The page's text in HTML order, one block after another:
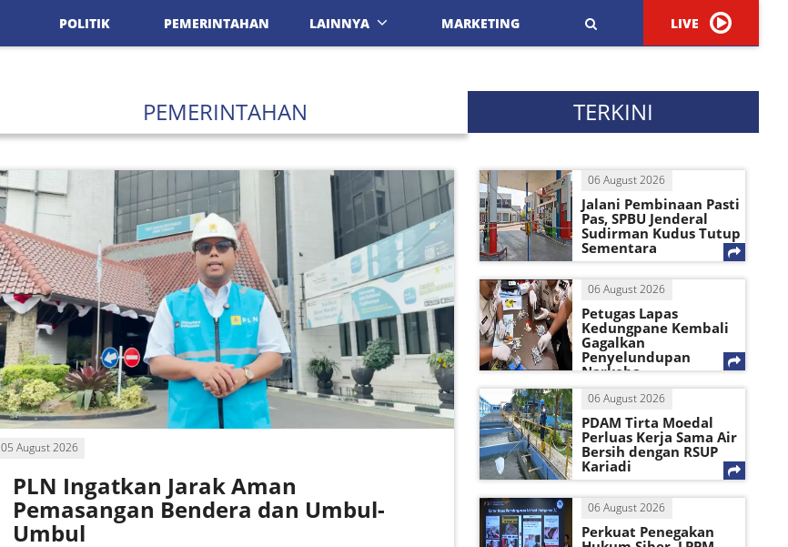
POLITIK PEMERINTAHAN LAINNYA MARKETING LIVE
PEMERINTAHAN TERKINI
05 August 2026
PLN Ingatkan Jarak Aman
Pemasangan Bendera dan Umbul-
Umbul
06 August 2026
Jalani Pembinaan Pasti
Pas, SPBU Jenderal
Sudirman Kudus Tutup
Sementara
06 August 2026
Petugas Lapas
Kedungpane Kembali
Gagalkan
Penyelundupan
Narkoba
06 August 2026
PDAM Tirta Moedal
Perluas Kerja Sama Air
Bersih dengan RSUP
Kariadi
06 August 2026
Perkuat Penegakan